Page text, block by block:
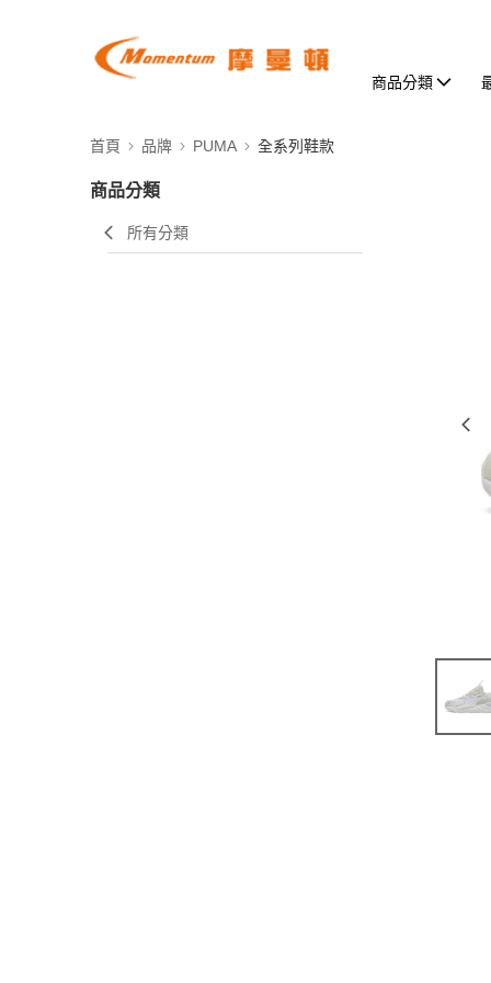
商品分類
首頁 品牌 PUMA 全系列鞋款
商品分類
所有分類